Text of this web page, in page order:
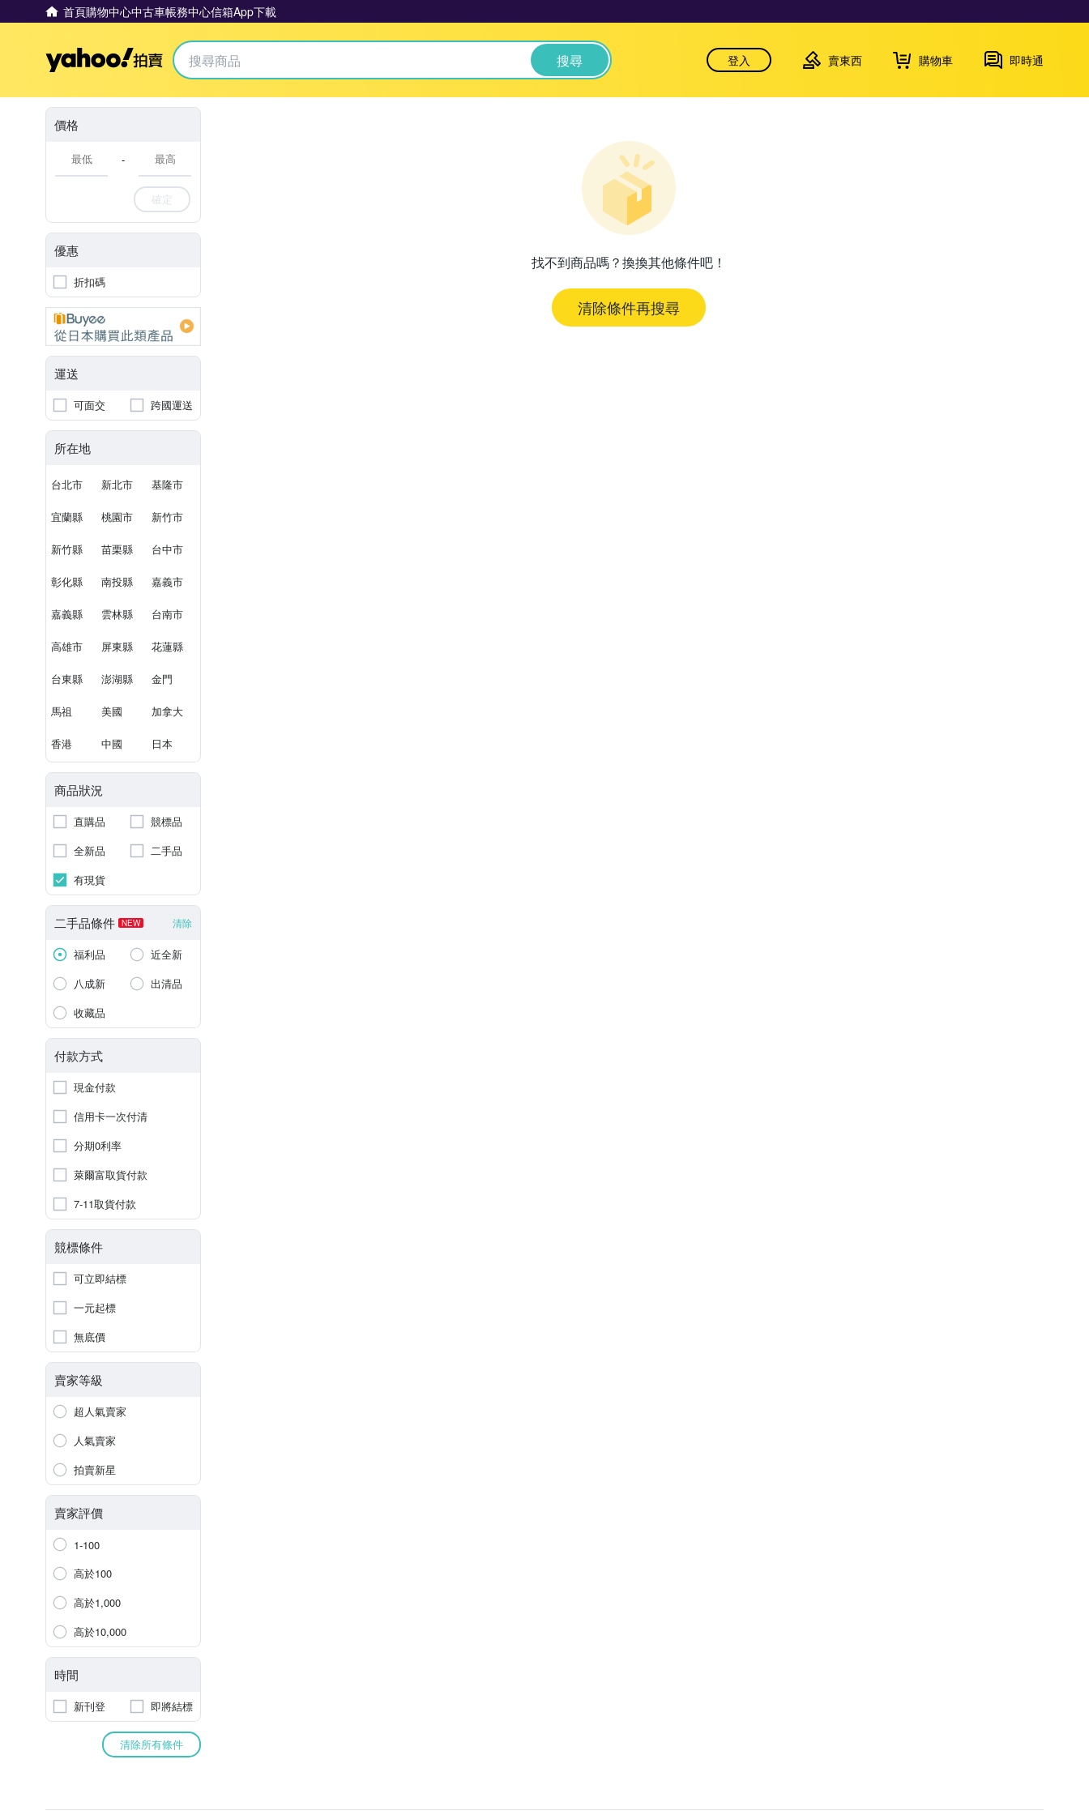
首頁購物中心中古車帳務中心信箱App下載
Yahoo拍賣 搜尋 登入 賣東西 購物車 即時通
價格
-
確定
優惠
折扣碼
運送
可面交 跨國運送
所在地
台北市 新北市 基隆市
宜蘭縣 桃園市 新竹市
新竹縣 苗栗縣 台中市
彰化縣 南投縣 嘉義市
嘉義縣 雲林縣 台南市
高雄市 屏東縣 花蓮縣
台東縣 澎湖縣 金門
馬祖 美國 加拿大
香港 中國 日本
商品狀況
直購品
競標品
全新品
二手品
有現貨
二手品條件 NEW 清除
福利品
近全新
八成新
出清品
收藏品
付款方式
現金付款
信用卡一次付清
分期0利率
萊爾富取貨付款
7-11取貨付款
競標條件
可立即結標
一元起標
無底價
賣家等級
超人氣賣家
人氣賣家
拍賣新星
賣家評價
1-100
高於100
高於1,000
高於10,000
時間
新刊登 即將結標
清除所有條件
找不到商品嗎？換換其他條件吧！
清除條件再搜尋